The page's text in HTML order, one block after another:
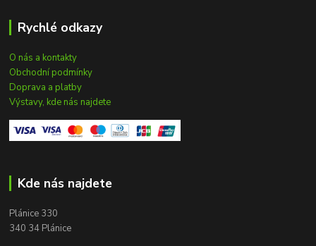
Rychlé odkazy
O nás a kontakty
Obchodní podmínky
Doprava a platby
Výstavy, kde nás najdete
Kde nás najdete
Plánice 330
340 34 Plánice